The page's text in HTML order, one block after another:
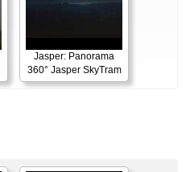
Jasper: Panorama
360° Jasper SkyTram